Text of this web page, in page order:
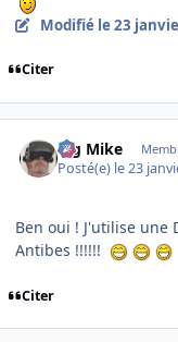
Modifié le 23
Citer
Big Mike
Posté(e) le 23
Ben oui ! J'utilise une
Antibes !!!!!!
Citer